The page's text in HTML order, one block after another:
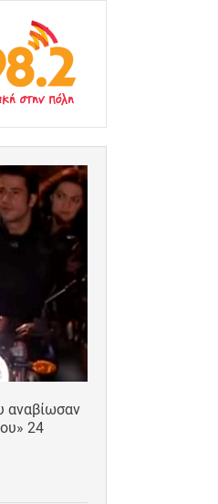
αναβίωσαν
24